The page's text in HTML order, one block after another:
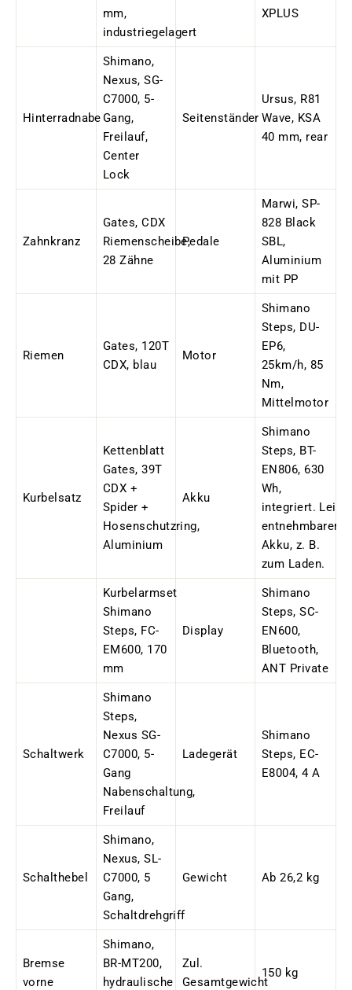
mm,
industriegelagert
XPLUS
Hinterradnabe
Shimano,
Nexus, SG-
C7000, 5-
Gang,
Freilauf,
Center
Lock
Seitenständer
Ursus, R81
Wave, KSA
40 mm, rear
Zahnkranz
Gates, CDX
Riemenscheibe,
28 Zähne
Pedale
Marwi, SP-
828 Black
SBL,
Aluminium
mit PP
Riemen
Gates, 120T
CDX, blau
Motor
Shimano
Steps, DU-
EP6,
25km/h, 85
Nm,
Mittelmotor
Kurbelsatz
Kettenblatt
Gates, 39T
CDX +
Spider +
Hosenschutzring,
Aluminium
Akku
Shimano
Steps, BT-
EN806, 630
Wh,
integriert.
entnehmbarer
Akku, z. B.
zum Laden.
Kurbelarmset
Shimano
Steps, FC-
EM600, 170
mm
Display
Shimano
Steps, SC-
EN600,
Bluetooth,
ANT Private
Schaltwerk
Shimano
Steps,
Nexus SG-
C7000, 5-
Gang
Nabenschaltung,
Freilauf
Ladegerät
Shimano
Steps, EC-
E8004, 4 A
Schalthebel
Shimano,
Nexus, SL-
C7000, 5
Gang,
Schaltdrehgriff
Gewicht Ab 26,2 kg
Bremse
vorne
Shimano,
BR-MT200,
hydraulische
Zul.
Gesamtgewicht
150 kg